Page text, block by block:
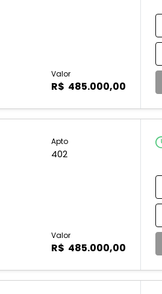
Valor
R$ 485.000,00
Valor
R$ 485.000,00
Apto
402